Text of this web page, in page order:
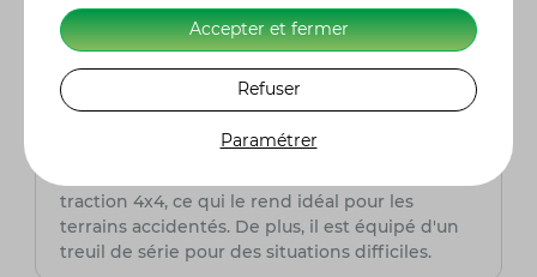
Le CFMOTO CFORCE 520 est-il adapté pour
une utilisation tout-terrain ?
Oui, le CFMOTO CFORCE 520 est conçu pour
suspension indépendante à double bras en A,
traction 4x4, ce qui le rend idéal pour les
terrains accidentés. De plus, il est équipé d'un
treuil de série pour des situations difficiles.
Accepter et fermer
Refuser
Paramétrer